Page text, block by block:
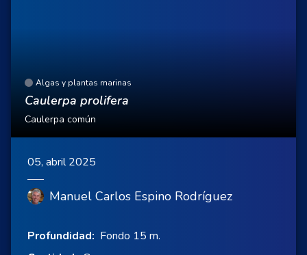
Algas y plantas marinas
Caulerpa prolifera
Caulerpa común
05, abril 2025
Manuel Carlos Espino Rodríguez
Profundidad: Fondo 15 m.